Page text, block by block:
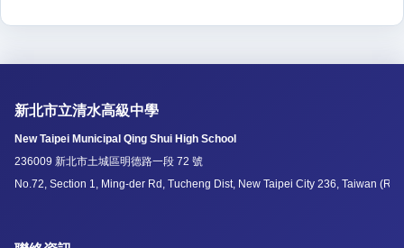
新北市立清水高級中學
New Taipei Municipal Qing Shui High School
236009 新北市土城區明德路一段 72 號
No.72, Section 1, Ming-der Rd, Tucheng Dist, New Taipei City 236, Taiwan